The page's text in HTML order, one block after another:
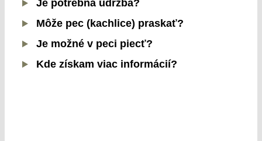
Je potrebná údržba?
Môže pec (kachlice) praskať?
Je možné v peci piecť?
Kde získam viac informácií?